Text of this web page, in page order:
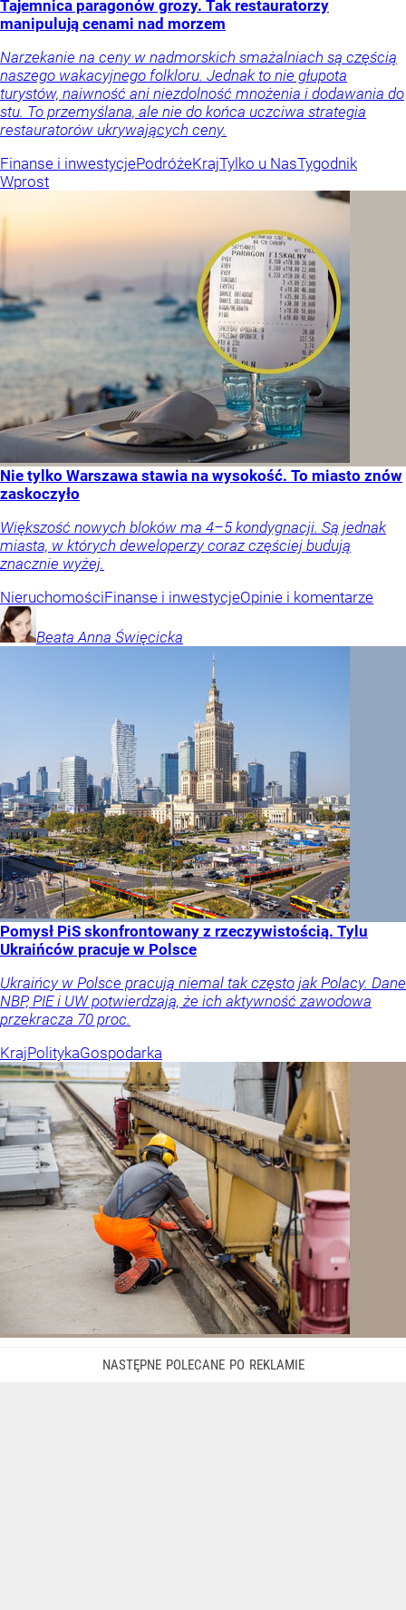
Tajemnica paragonów grozy. Tak restauratorzy
manipulują cenami nad morzem
Narzekanie na ceny w nadmorskich smażalniach są częścią
naszego wakacyjnego folkloru. Jednak to nie głupota
turystów, naiwność ani niezdolność mnożenia i dodawania do
stu. To przemyślana, ale nie do końca uczciwa strategia
restauratorów ukrywających ceny.
Finanse i inwestycjePodróżeKrajTylko u NasTygodnik
Wprost
Nie tylko Warszawa stawia na wysokość. To miasto znów
zaskoczyło
Większość nowych bloków ma 4–5 kondygnacji. Są jednak
miasta, w których deweloperzy coraz częściej budują
znacznie wyżej.
NieruchomościFinanse i inwestycjeOpinie i komentarze
Beata Anna Święcicka
Pomysł PiS skonfrontowany z rzeczywistością. Tylu
Ukraińców pracuje w Polsce
Ukraińcy w Polsce pracują niemal tak często jak Polacy. Dane
NBP, PIE i UW potwierdzają, że ich aktywność zawodowa
przekracza 70 proc.
KrajPolitykaGospodarka